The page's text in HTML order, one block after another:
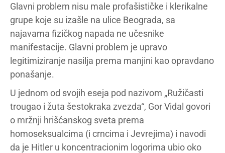
Glavni problem nisu male profašističke i klerikalne
grupe koje su izašle na ulice Beograda, sa
najavama fizičkog napada ne učesnike
manifestacije. Glavni problem je upravo
legitimiziranje nasilja prema manjini kao opravdano
ponašanje.
U jednom od svojih eseja pod nazivom „Ružičasti
trougao i žuta šestokraka zvezda“, Gor Vidal govori
o mržnji hrišćanskog sveta prema
homoseksualcima (i crncima i Jevrejima) i navodi
da je Hitler u koncentracionim logorima ubio oko